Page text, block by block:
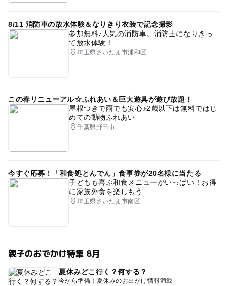
8/11 消防車の放水体験＆なりきり衣装で記念撮影
参加無料♪人気の消防車。消防士になりきっ
て放水体験！
埼玉県さいたま市浦和区
この春リニューアル☆ふれあい＆巨大遊具が遊び放題！
屋根つきで雨でも安心♪2歳以下は無料ではじ
めての動物ふれあい
千葉県野田市
今すぐ応募！「和食処とんでん」食事券が20名様に当たる
子どもも喜ぶ和食メニューがいっぱい！お得
に家族外食を楽しもう
埼玉県さいたま市南区
親子のおでかけ特集 8月
夏休みどこ行く？何する？
今から準備！夏休みのお出かけ情報満載